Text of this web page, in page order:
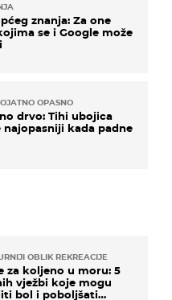
OBLIK REKREACIJE
za koljeno u moru: 5
vježbi koje mogu
bol i poboljšati
znanja: Za one
se i Google može
OPASNO
drvo: Tihi ubojica
najopasniji kada padne